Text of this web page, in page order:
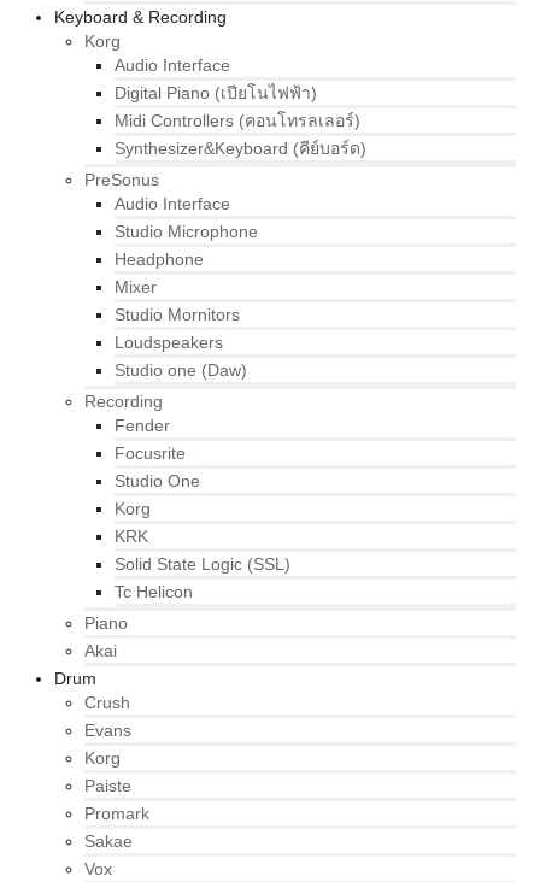
Keyboard & Recording
Korg
Audio Interface
Digital Piano (เปียโนไฟฟ้า)
Midi Controllers (คอนโทรลเลอร์)
Synthesizer&Keyboard (คีย์บอร์ด)
PreSonus
Audio Interface
Studio Microphone
Headphone
Mixer
Studio Mornitors
Loudspeakers
Studio one (Daw)
Recording
Fender
Focusrite
Studio One
Korg
KRK
Solid State Logic (SSL)
Tc Helicon
Piano
Akai
Drum
Crush
Evans
Korg
Paiste
Promark
Sakae
Vox